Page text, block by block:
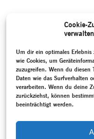
Cookie-
verwalten
Um dir ein optimales
wie Cookies, um
zuzugreifen. Wenn du diesen
Daten wie das Surfverhalten
verarbeiten. Wenn du deine
zurückziehst, können
beeinträchtigt werden.